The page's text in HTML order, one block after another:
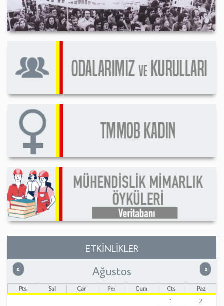
ETKİNLİKLER
« Önceki »
Ağustos
Pts Sal Çar Per Cum Cts
Paz
1
2